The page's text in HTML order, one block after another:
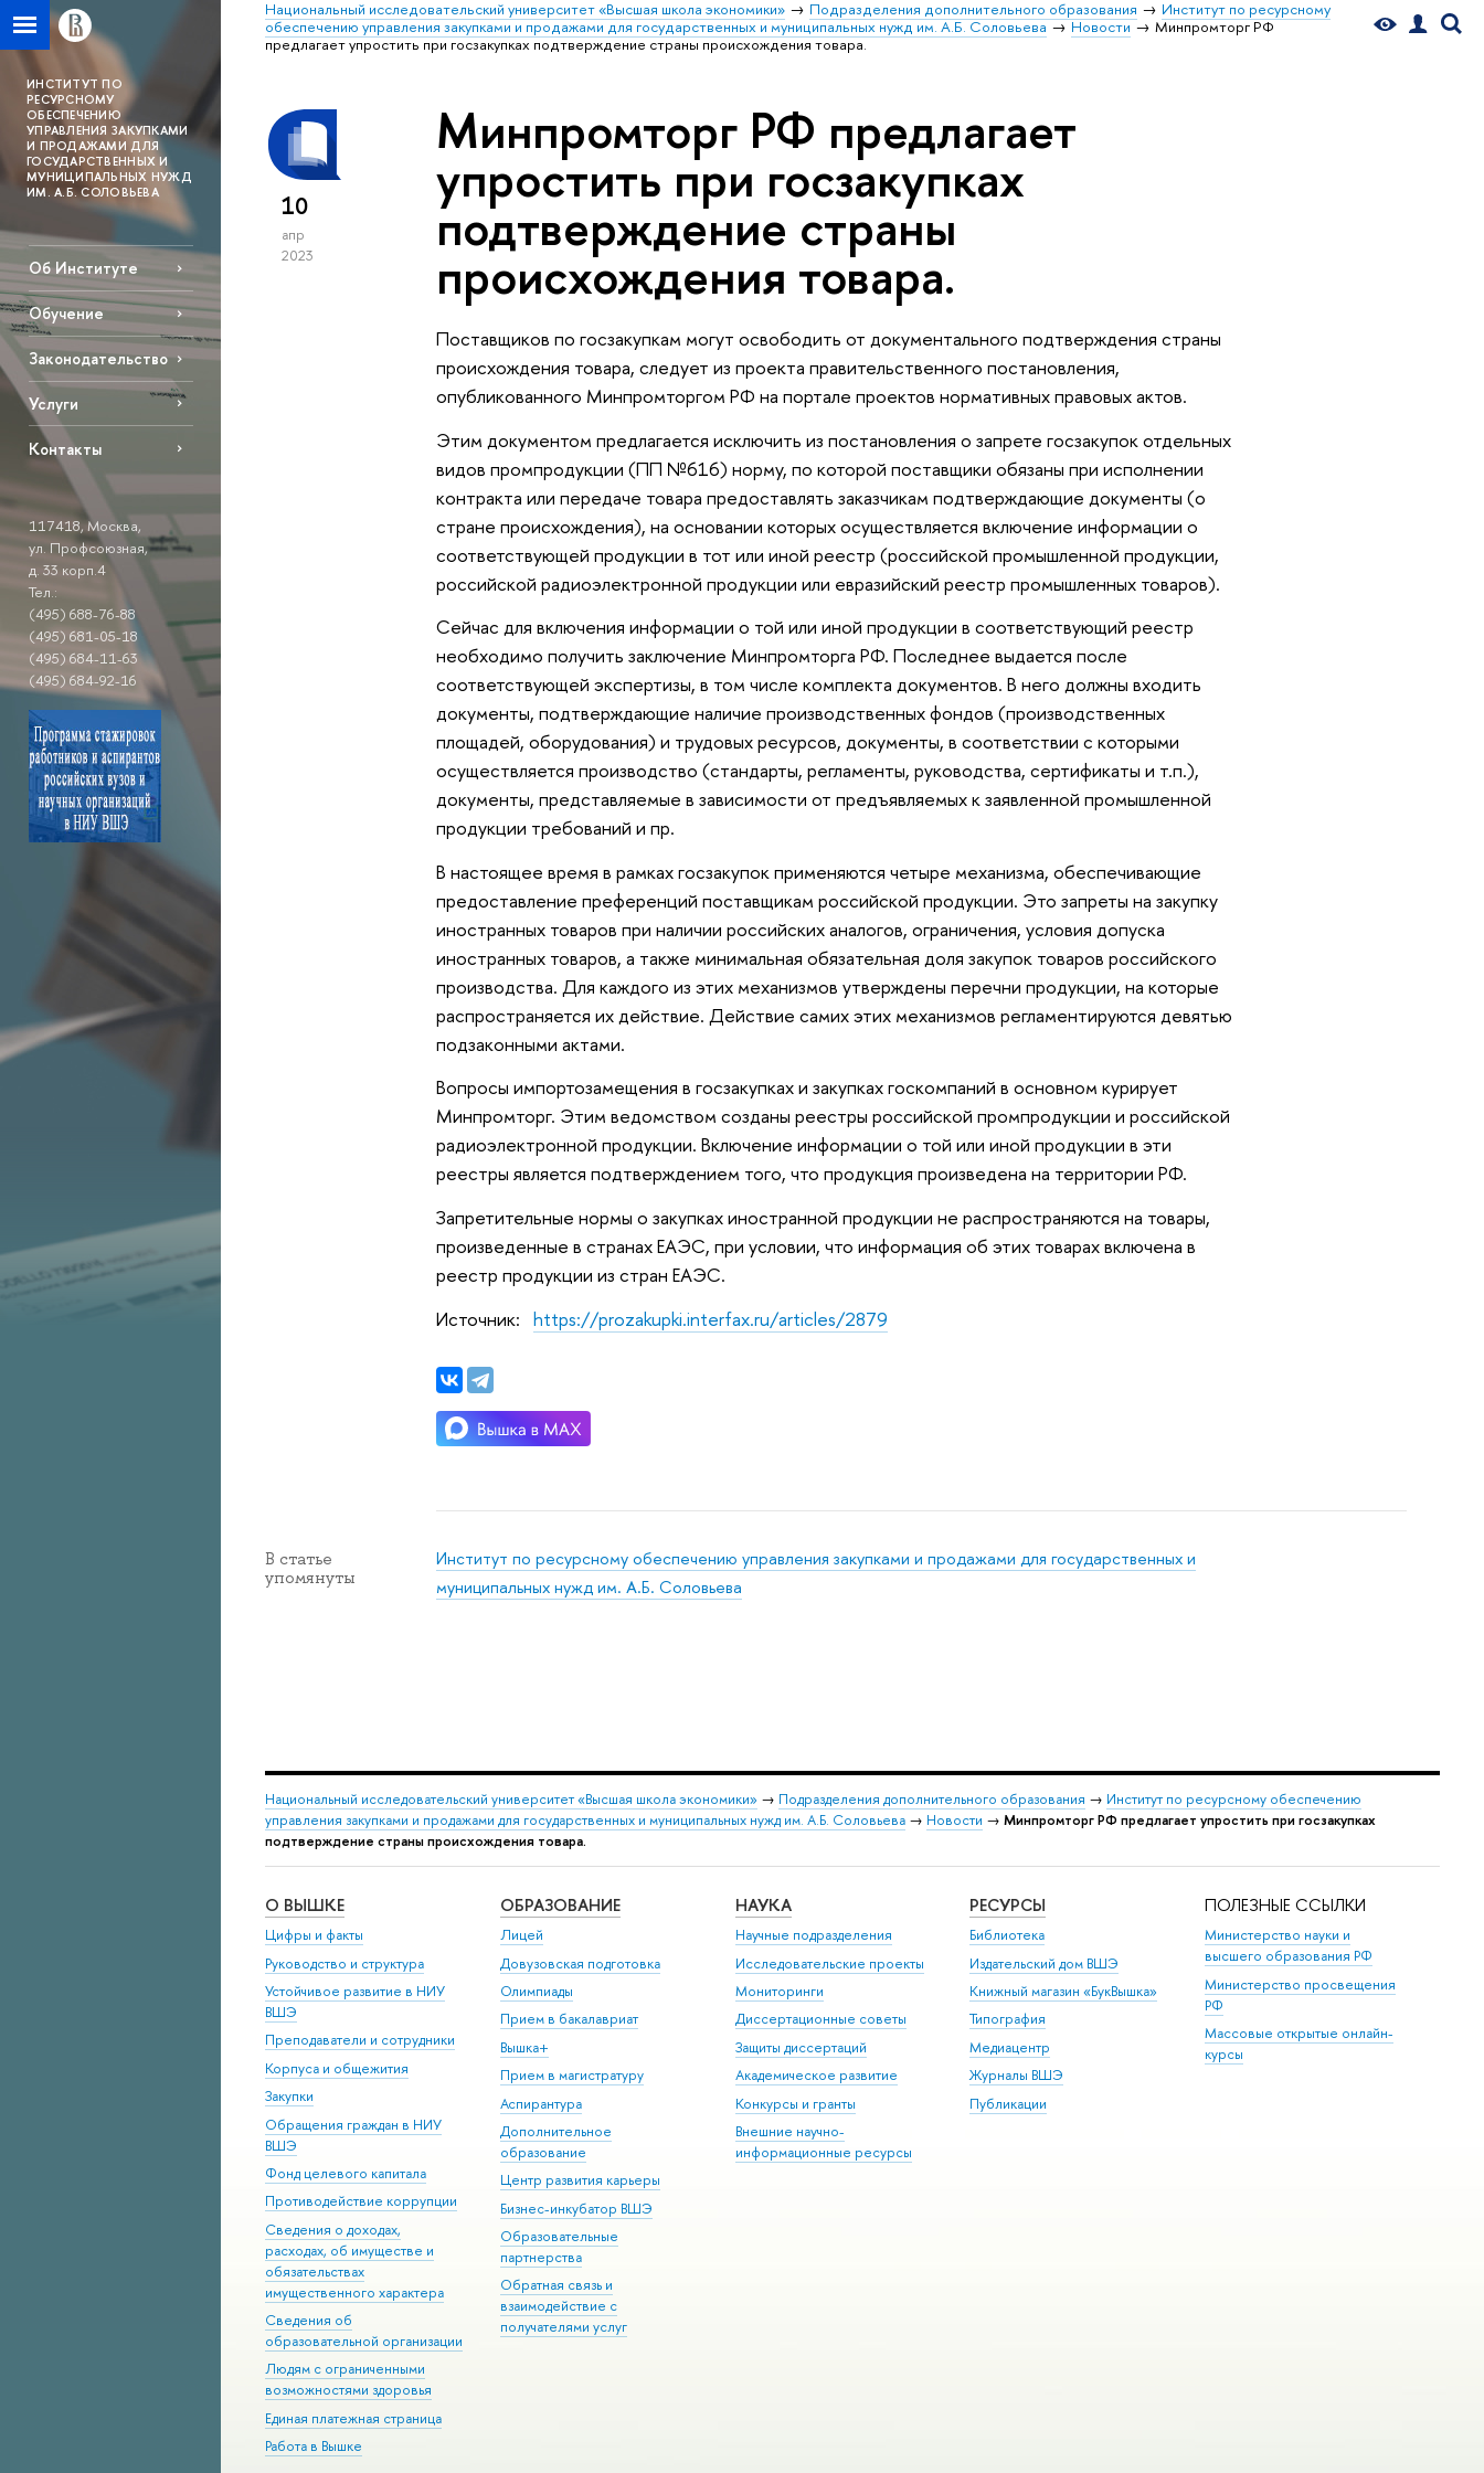
Национальный исследовательский университет «Высшая школа экономики» Подразделения дополнительного образования
Институт по ресурсному
обеспечению управления закупками и продажами для государственных и муниципальных нужд им. А.Б. Соловьева
Новости
Минпромторг РФ
предлагает упростить при госзакупках подтверждение страны происхождения товара.
ИНСТИТУТ ПО
РЕСУРСНОМУ
ОБЕСПЕЧЕНИЮ
УПРАВЛЕНИЯ ЗАКУПКАМИ
И ПРОДАЖАМИ ДЛЯ
ГОСУДАРСТВЕННЫХ И
МУНИЦИПАЛЬНЫХ НУЖД
ИМ. А.Б. СОЛОВЬЕВА
Об Институте
Обучение
Законодательство
Услуги
Контакты
117418, Москва,
ул. Профсоюзная,
д. 33 корп.4
Тел.:
(495) 688-76-88
(495) 681-05-18
(495) 684-11-63
(495) 684-92-16
10
апр
2023
Минпромторг РФ предлагает
упростить при госзакупках
подтверждение страны
происхождения товара.
Поставщиков по госзакупкам могут освободить от документального подтверждения страны
происхождения товара, следует из проекта правительственного постановления,
опубликованного Минпромторгом РФ на портале проектов нормативных правовых актов.
Этим документом предлагается исключить из постановления о запрете госзакупок отдельных
видов промпродукции (ПП №616) норму, по которой поставщики обязаны при исполнении
контракта или передаче товара предоставлять заказчикам подтверждающие документы (о
стране происхождения), на основании которых осуществляется включение информации о
соответствующей продукции в тот или иной реестр (российской промышленной продукции,
российской радиоэлектронной продукции или евразийский реестр промышленных товаров).
Сейчас для включения информации о той или иной продукции в соответствующий реестр
необходимо получить заключение Минпромторга РФ. Последнее выдается после
соответствующей экспертизы, в том числе комплекта документов. В него должны входить
документы, подтверждающие наличие производственных фондов (производственных
площадей, оборудования) и трудовых ресурсов, документы, в соответствии с которыми
осуществляется производство (стандарты, регламенты, руководства, сертификаты и т.п.),
документы, представляемые в зависимости от предъявляемых к заявленной промышленной
продукции требований и пр.
В настоящее время в рамках госзакупок применяются четыре механизма, обеспечивающие
предоставление преференций поставщикам российской продукции. Это запреты на закупку
иностранных товаров при наличии российских аналогов, ограничения, условия допуска
иностранных товаров, а также минимальная обязательная доля закупок товаров российского
производства. Для каждого из этих механизмов утверждены перечни продукции, на которые
распространяется их действие. Действие самих этих механизмов регламентируются девятью
подзаконными актами.
Вопросы импортозамещения в госзакупках и закупках госкомпаний в основном курирует
Минпромторг. Этим ведомством созданы реестры российской промпродукции и российской
радиоэлектронной продукции. Включение информации о той или иной продукции в эти
реестры является подтверждением того, что продукция произведена на территории РФ.
Запретительные нормы о закупках иностранной продукции не распространяются на товары,
произведенные в странах ЕАЭС, при условии, что информация об этих товарах включена в
реестр продукции из стран ЕАЭС.
Источник:https://prozakupki.interfax.ru/articles/2879
В статье
упомянуты
Институт по ресурсному обеспечению управления закупками и продажами для государственных и
муниципальных нужд им. А.Б. Соловьева
Национальный исследовательский университет «Высшая школа экономики» → Подразделения дополнительного образования → Институт по ресурсному обеспечению
управления закупками и продажами для государственных и муниципальных нужд им. А.Б. Соловьева → Новости → Минпромторг РФ предлагает упростить при госзакупках
подтверждение страны происхождения товара.
О ВЫШКЕ
Цифры и факты
Руководство и структура
Устойчивое развитие в НИУ
ВШЭ
Преподаватели и сотрудники
Корпуса и общежития
Закупки
Обращения граждан в НИУ
ВШЭ
Фонд целевого капитала
Противодействие коррупции
Сведения о доходах,
расходах, об имуществе и
обязательствах
имущественного характера
Сведения об
образовательной организации
Людям с ограниченными
возможностями здоровья
Единая платежная страница
Работа в Вышке
ОБРАЗОВАНИЕ
Лицей
Довузовская подготовка
Олимпиады
Прием в бакалавриат
Вышка+
Прием в магистратуру
Аспирантура
Дополнительное
образование
Центр развития карьеры
Бизнес-инкубатор ВШЭ
Образовательные
партнерства
Обратная связь и
взаимодействие с
получателями услуг
НАУКА
Научные подразделения
Исследовательские проекты
Мониторинги
Диссертационные советы
Защиты диссертаций
Академическое развитие
Конкурсы и гранты
Внешние научно-
информационные ресурсы
РЕСУРСЫ
Библиотека
Издательский дом ВШЭ
Книжный магазин «БукВышка»
Типография
Медиацентр
Журналы ВШЭ
Публикации
ПОЛЕЗНЫЕ ССЫЛКИ
Министерство науки и
высшего образования РФ
Министерство просвещения
РФ
Массовые открытые онлайн-
курсы